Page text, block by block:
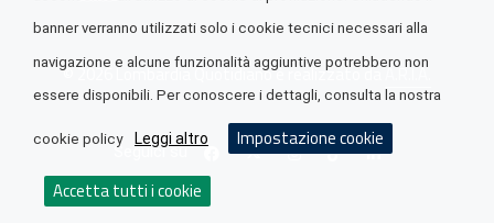
© 2026 Lombardia Quotidiano è realizzato daA.R.I.A.
Seguici su
banner verranno utilizzati solo i cookie tecnici necessari alla
navigazione e alcune funzionalità aggiuntive potrebbero non
essere disponibili. Per conoscere i dettagli, consulta la nostra
cookie policy Leggi altro Impostazione cookie
Accetta tutti i cookie